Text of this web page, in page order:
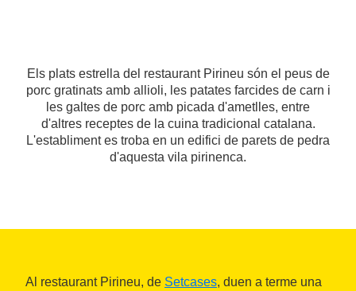
Els plats estrella del restaurant Pirineu són el peus de
porc gratinats amb allioli, les patates farcides de carn i
les galtes de porc amb picada d'ametlles, entre
d'altres receptes de la cuina tradicional catalana.
L'establiment es troba en un edifici de parets de pedra
d'aquesta vila pirinenca.
Al restaurant Pirineu, de Setcases, duen a terme una